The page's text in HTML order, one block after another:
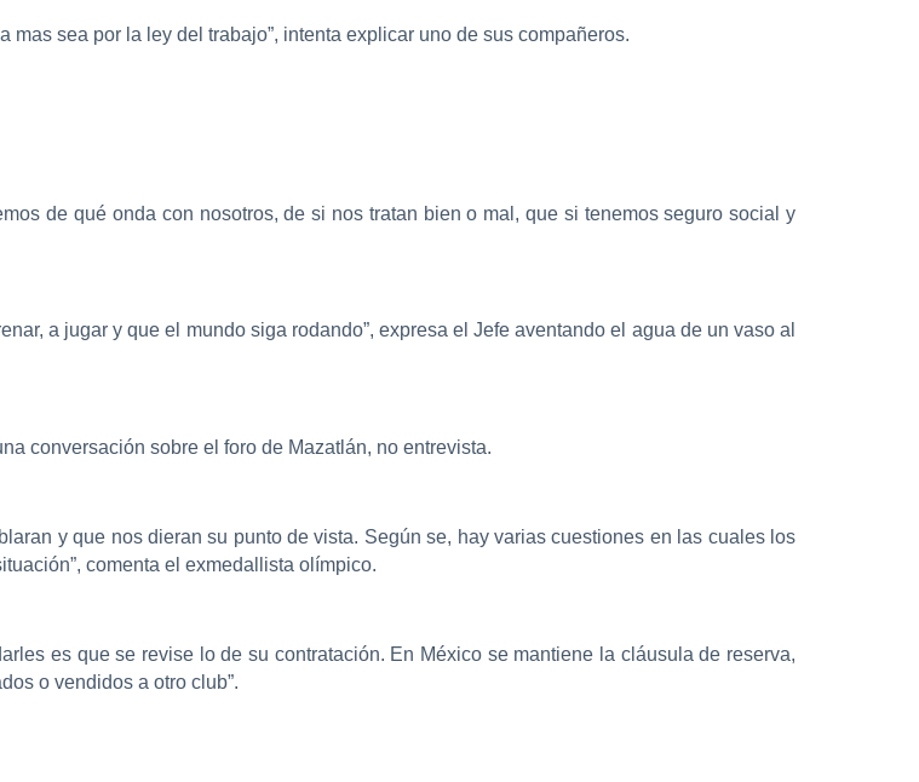
sea por la ley del trabajo”, intenta explicar uno de sus compañeros.
de qué onda con nosotros, de si nos tratan bien o mal, que si tenemos seguro social y
a jugar y que el mundo siga rodando”, expresa el Jefe aventando el agua de un vaso al
conversación sobre el foro de Mazatlán, no entrevista.
y que nos dieran su punto de vista. Según se, hay varias cuestiones en las cuales los
comenta el exmedallista olímpico.
es que se revise lo de su contratación. En México se mantiene la cláusula de reserva,
o vendidos a otro club”.